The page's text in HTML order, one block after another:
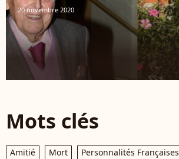
20 novembre 2020
Mots clés
Amitié Mort Personnalités Françaises